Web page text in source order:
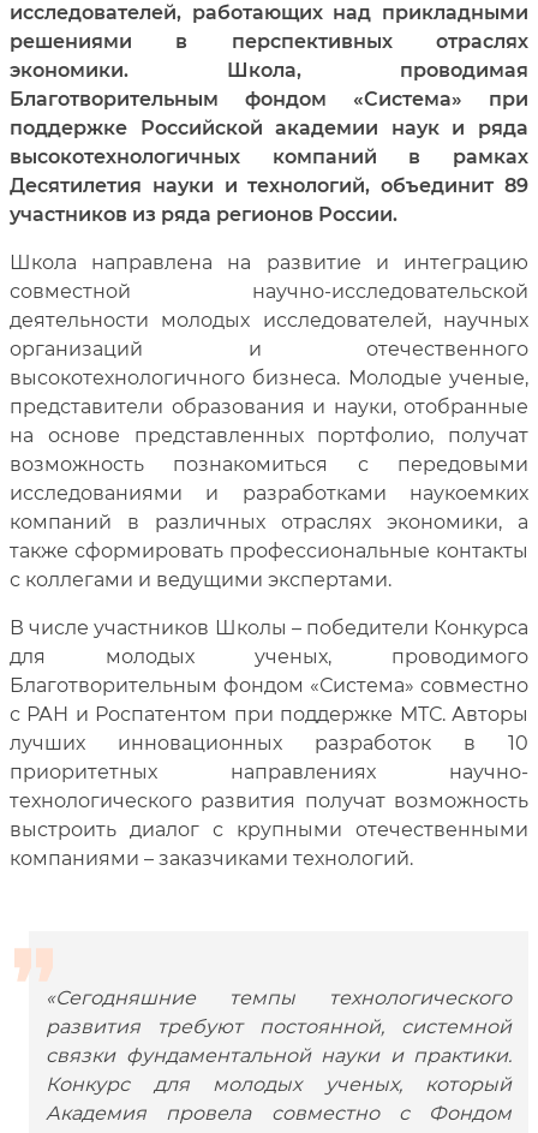
исследователей, работающих над прикладными
решениями в перспективных отраслях
экономики. Школа, проводимая
Благотворительным фондом «Система» при
поддержке Российской академии наук и ряда
высокотехнологичных компаний в рамках
Десятилетия науки и технологий, объединит 89
участников из ряда регионов России.
Школа направлена на развитие и интеграцию
совместной научно-исследовательской
деятельности молодых исследователей, научных
организаций и отечественного
высокотехнологичного бизнеса. Молодые ученые,
представители образования и науки, отобранные
на основе представленных портфолио, получат
возможность познакомиться с передовыми
исследованиями и разработками наукоемких
компаний в различных отраслях экономики, а
также сформировать профессиональные контакты
с коллегами и ведущими экспертами.
В числе участников Школы – победители Конкурса
для молодых ученых, проводимого
Благотворительным фондом «Система» совместно
с РАН и Роспатентом при поддержке МТС. Авторы
лучших инновационных разработок в 10
приоритетных направлениях научно-
технологического развития получат возможность
выстроить диалог с крупными отечественными
компаниями – заказчиками технологий.
«Сегодняшние темпы технологического
развития требуют постоянной, системной
связки фундаментальной науки и практики.
Конкурс для молодых ученых, который
Академия провела совместно с Фондом